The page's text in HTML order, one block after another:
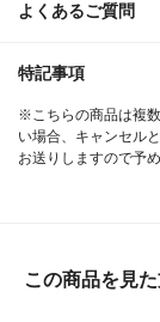
よくあるご質問
特記事項
※こちらの商品は複
い場合、キャンセル
お送りしますので予
この商品を見